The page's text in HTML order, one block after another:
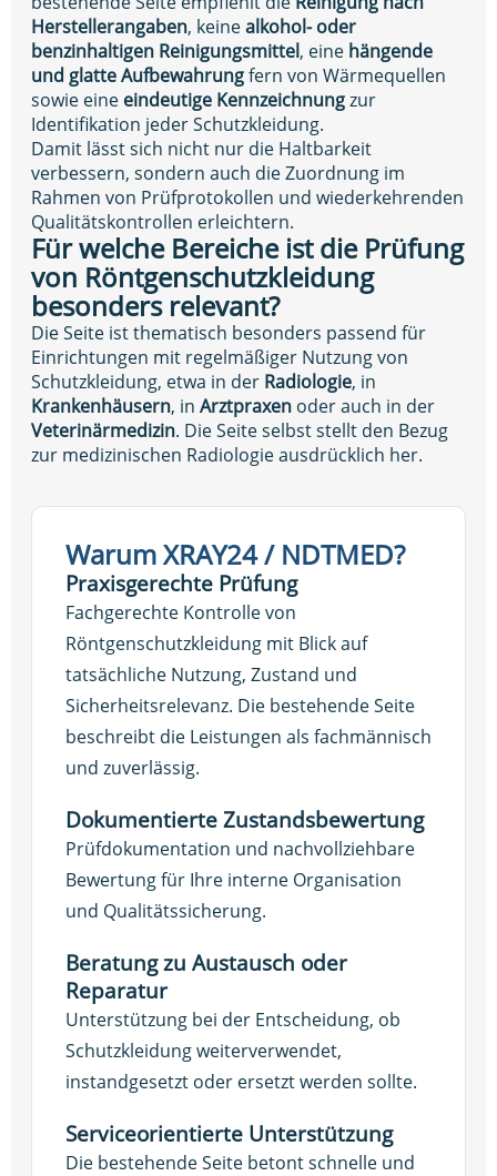
Herstellerangaben, keinealkohol- oder
benzinhaltigen Reinigungsmittel, eine hängende
und glatte Aufbewahrungfern von Wärmequellen
sowie eine eindeutige Kennzeichnungzur
Identifikation jeder Schutzkleidung.
Damit lässt sich nicht nur die Haltbarkeit
verbessern, sondern auch die Zuordnung im
Rahmen von Prüfprotokollen und wiederkehrenden
Qualitätskontrollen erleichtern.
Für welche Bereiche ist die Prüfung
von Röntgenschutzkleidung
besonders relevant?
Die Seite ist thematisch besonders passend für
Einrichtungen mit regelmäßiger Nutzung von
Schutzkleidung, etwa in der Radiologie, in
Krankenhäusern, in Arztpraxen oder auch in der
Veterinärmedizin. Die Seite selbst stellt den Bezug
zur medizinischen Radiologie ausdrücklich her.
Warum XRAY24 / NDTMED?
Praxisgerechte Prüfung
Fachgerechte Kontrolle von
Röntgenschutzkleidung mit Blick auf
tatsächliche Nutzung, Zustand und
Sicherheitsrelevanz. Die bestehende Seite
beschreibt die Leistungen als fachmännisch
und zuverlässig.
Dokumentierte Zustandsbewertung
Prüfdokumentation und nachvollziehbare
Bewertung für Ihre interne Organisation
und Qualitätssicherung.
Beratung zu Austausch oder
Reparatur
Unterstützung bei der Entscheidung, ob
Schutzkleidung weiterverwendet,
instandgesetzt oder ersetzt werden sollte.
Serviceorientierte Unterstützung
Die bestehende Seite betont schnelle und